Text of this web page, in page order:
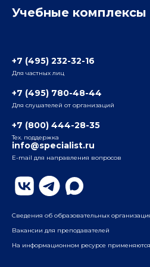
Учебные комплексы
Радио
ул. Радио, д.24, корпус 1, 2-й
ул. Воронцовская, д. 35Б,
Бауманский
ул. Бауманская, д. 6, стр. 2,
Плаза», 4-й этаж
Информация о центре
+7 (495) 232-32-16
Для частных лиц
+7 (495) 780-48-44
Для слушателей от организаций
+7 (800) 444-28-35
Тех. поддержка
info@specialist.ru
E-mail для направления вопросов
Сведения об образовательных
Вакансии для преподавателей
На информационном ресурсе